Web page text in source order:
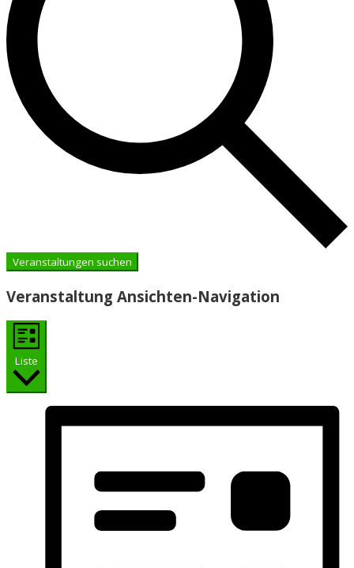
Veranstaltungen suchen
Veranstaltung Ansichten-Navigation
Liste